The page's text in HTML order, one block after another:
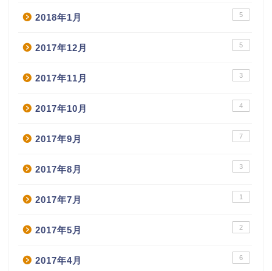
2018年1月 5
2017年12月 5
2017年11月 3
2017年10月 4
2017年9月 7
2017年8月 3
2017年7月 1
2017年5月 2
2017年4月 6